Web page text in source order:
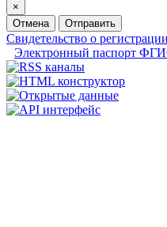
×
Отмена
Отправить
Свидетельство о
Электронный паспорт